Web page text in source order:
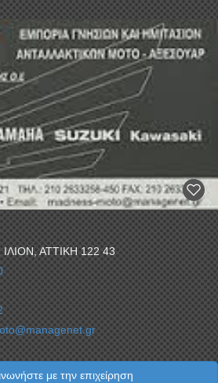
ΑΤΤΙΚΗ 122 43
με την επιχείρηση